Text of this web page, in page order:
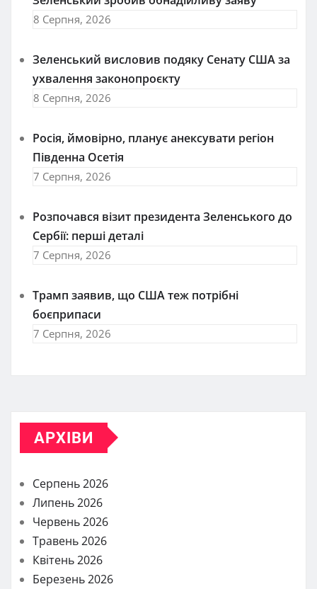
8 Серпня, 2026
Зеленський висловив подяку Сенату США за
ухвалення законопроєкту
8 Серпня, 2026
Росія, ймовірно, планує анексувати регіон
Південна Осетія
7 Серпня, 2026
Розпочався візит президента Зеленського до
Сербії: перші деталі
7 Серпня, 2026
Трамп заявив, що США теж потрібні
боєприпаси
7 Серпня, 2026
АРХІВИ
Серпень 2026
Липень 2026
Червень 2026
Травень 2026
Квітень 2026
Березень 2026